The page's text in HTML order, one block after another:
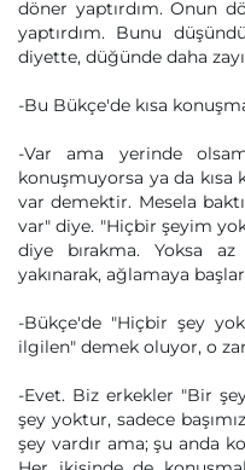
döner yaptırdım. Onun
yaptırdım. Bunu
diyette, düğünde daha
-Bu Bükçe'de kısa
-Var ama yerinde
konuşmuyorsa ya da
var demektir. Mesela
var" diye. "Hiçbir şeyim
diye bırakma. Yoksa
yakınarak, ağlamaya
-Bükçe'de "Hiçbir şey
ilgilen" demek oluyor, o
-Evet. Biz erkekler "Bir
şey yoktur, sadece
şey vardır ama; şu anda